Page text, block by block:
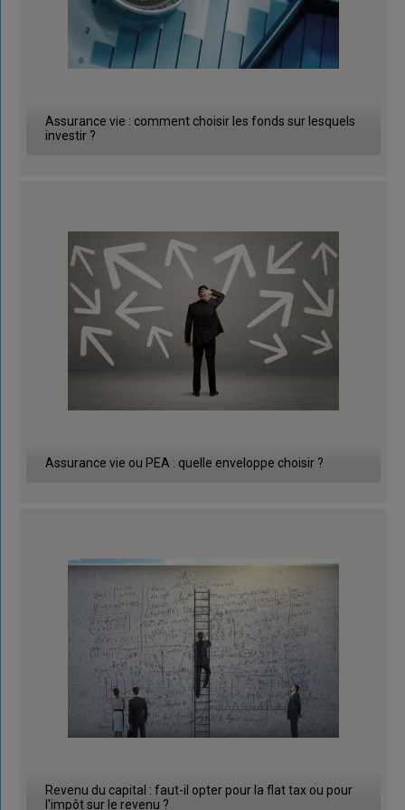
Assurance vie : comment choisir les fonds sur lesquels
investir ?
Assurance vie ou PEA : quelle enveloppe choisir ?
Revenu du capital : faut-il opter pour la flat tax ou pour
l'impôt sur le revenu ?